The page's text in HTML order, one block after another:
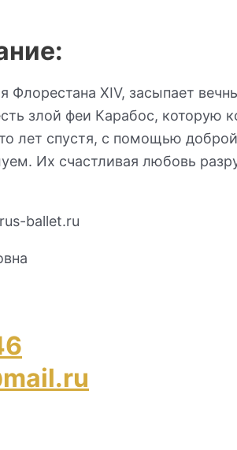
Флорестана XIV, засыпает
злой феи Карабос, которую
лет спустя, с помощью
Их счастливая любовь
ballet.ru